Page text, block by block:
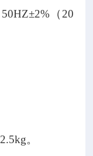
50HZ±2% （ 20
2.5kg。